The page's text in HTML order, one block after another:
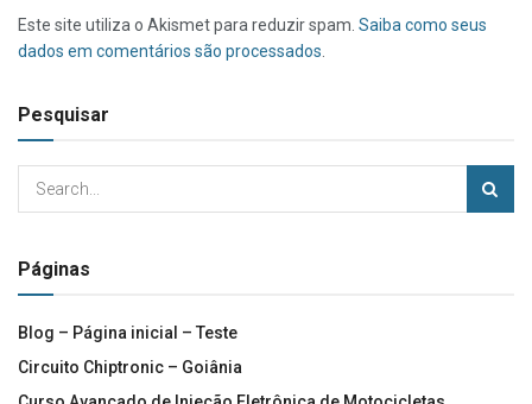
Este site utiliza o Akismet para reduzir spam. Saiba como seus
dados em comentários são processados.
Pesquisar
Páginas
Blog – Página inicial – Teste
Circuito Chiptronic – Goiânia